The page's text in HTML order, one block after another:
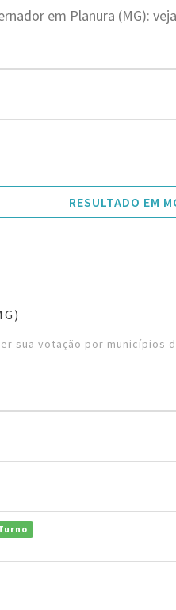
em Planura (MG):
RESULTADO EM
sua votação por municípios